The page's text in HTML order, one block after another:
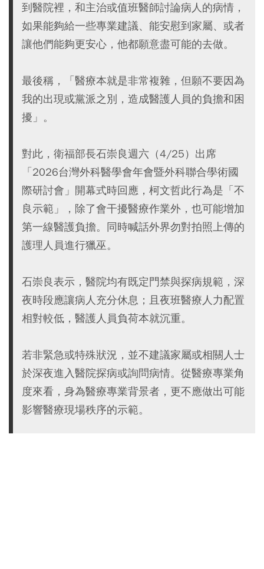
到醫院裡，和主治或值班醫師討論病人的病情，
如果能夠給一些專業建議、能安慰到家屬、或者
讓他們能夠更安心，他都願意盡可能的去做。
最後稱，「醫療本就是非常複雜，但願不要因為
我的出現或黨派之別，造成醫護人員的負擔和困
擾」。
對此，衛福部長石崇良週六（4/25）出席
「2026台灣外科醫學會年會暨外科聯合學術國
際研討會」開幕式時回應，柯文哲此行為是「不
良示範」，除了會干擾醫療作業外，也可能增加
第一線醫護負擔。同時喊話外界勿對拍照上傳的
護理人員進行獵巫。
石崇良表示，醫院均有既定門禁與探病規範，深
夜時段應讓病人充分休息；且夜班醫療人力配置
相對較低，醫護人員負荷本就沉重。
若非緊急或特殊狀況，並不建議家屬或相關人士
於深夜進入醫院探病或詢問病情。從醫療專業角
度來看，身為醫療專業背景者，更不應做出可能
影響醫療現場秩序的示範。